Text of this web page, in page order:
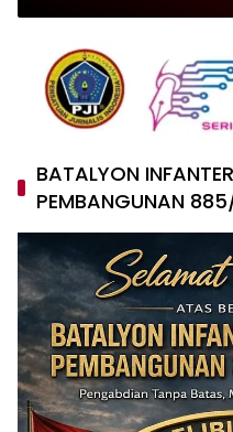
BATALYON
PEMBANGUNAN